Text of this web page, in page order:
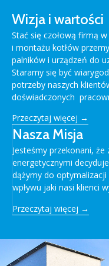
Wizja i wartości
Stać się czołową firmą
i montażu kotłów
palników i urządzeń do
Staramy się być
potrzeby naszych
doświadczonych
Przeczytaj więcej →
Nasza Misja
Jesteśmy przekonani,
energetycznymi
dążymy do optymalizacji
wpływu jaki nasi klienci
Przeczytaj więcej →